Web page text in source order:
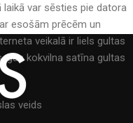
laikā var sēsties pie datora
esošām prēcēm un
veikalā ir liels gultas
gan kokvilna satīna gultas
veids